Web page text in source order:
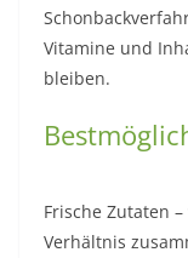
Vitamine und
bleiben.
Frische Zutaten
Verhältnis